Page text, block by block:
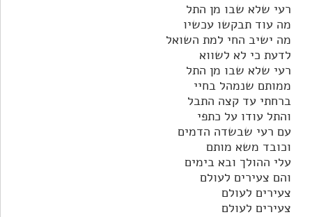
רעי שלא שבו מן התל
מה עוד תבקשו עכשיו
מה ישיב החי למת השואל
לדעת כי לא לשווא
רעי שלא שבו מן התל
ממותם שנמהל בחיי
ברחתי עד קצה התבל
והתל עודו על כתפי
עם רעי שבשדה הדמים
וכובד משא מותם
עלי ההולך ובא בימים
והם צעירים לעולם
צעירים לעולם
צעירים לעולם